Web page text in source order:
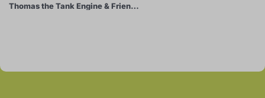
Thomas the Tank Engine & Friends